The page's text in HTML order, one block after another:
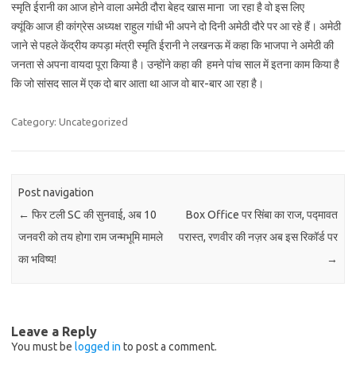
स्मृति ईरानी का आज होने वाला अमेठी दौरा बेहद खास माना जा रहा है वो इस लिए
क्यूंकि आज ही कांग्रेस अध्यक्ष राहुल गांधी भी अपने दो दिनी अमेठी दौरे पर आ रहे हैं। अमेठी
जाने से पहले केंद्रीय कपड़ा मंत्री स्मृति ईरानी ने लखनऊ में कहा कि भाजपा ने अमेठी की
जनता से अपना वायदा पूरा किया है। उन्होंने कहा की हमने पांच साल में इतना काम किया है
कि जो सांसद साल में एक दो बार आता था आज वो बार-बार आ रहा है।
Category: Uncategorized
Post navigation
← फिर टली SC की सुनवाई, अब 10
जनवरी को तय होगा राम जन्मभूमि मामले
का भविष्य!
Box Office पर सिंबा का राज, पद्मावत
परास्त, रणवीर की नज़र अब इस रिकॉर्ड पर
→
Leave a Reply
You must be logged in to post a comment.